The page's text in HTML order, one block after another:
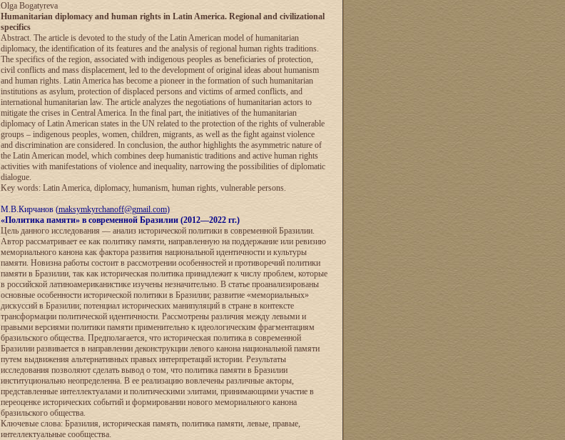
Olga Bogatyreva
Humanitarian diplomacy and human rights in Latin America. Regional and civilizational
specifics
Abstract. The article is devoted to the study of the Latin American model of humanitarian
diplomacy, the identification of its features and the analysis of regional human rights traditions.
The specifics of the region, associated with indigenous peoples as beneficiaries of protection,
civil conflicts and mass displacement, led to the development of original ideas about humanism
and human rights. Latin America has become a pioneer in the formation of such humanitarian
institutions as asylum, protection of displaced persons and victims of armed conflicts, and
international humanitarian law. The article analyzes the negotiations of humanitarian actors to
mitigate the crises in Central America. In the final part, the initiatives of the humanitarian
diplomacy of Latin American states in the UN related to the protection of the rights of vulnerable
groups – indigenous peoples, women, children, migrants, as well as the fight against violence
and discrimination are considered. In conclusion, the author highlights the asymmetric nature of
the Latin American model, which combines deep humanistic traditions and active human rights
activities with manifestations of violence and inequality, narrowing the possibilities of diplomatic
dialogue.
Key words: Latin America, diplomacy, humanism, human rights, vulnerable persons.
М.В.Кирчанов (maksymkyrchanoff@gmail.com)
«Политика памяти» в современной Бразилии (2012—2022 гг.)
Цель данного исследования — анализ исторической политики в современной Бразилии.
Автор рассматривает ее как политику памяти, направленную на поддержание или ревизию
мемориального канона как фактора развития национальной идентичности и культуры
памяти. Новизна работы состоит в рассмотрении особенностей и противоречий политики
памяти в Бразилии, так как историческая политика принадлежит к числу проблем, которые
в российской латиноамериканистике изучены незначительно. В статье проанализированы
основные особенности исторической политики в Бразилии; развитие «мемориальных»
дискуссий в Бразилии; потенциал исторических манипуляций в стране в контексте
трансформации политической идентичности. Рассмотрены различия между левыми и
правыми версиями политики памяти применительно к идеологическим фрагментациям
бразильского общества. Предполагается, что историческая политика в современной
Бразилии развивается в направлении деконструкции левого канона национальной памяти
путем выдвижения альтернативных правых интерпретаций истории. Результаты
исследования позволяют сделать вывод о том, что политика памяти в Бразилии
институционально неопределенна. В ее реализацию вовлечены различные акторы,
представленные интеллектуалами и политическими элитами, принимающими участие в
переоценке исторических событий и формировании нового мемориального канона
бразильского общества.
Ключевые слова: Бразилия, историческая память, политика памяти, левые, правые,
интеллектуальные сообщества.